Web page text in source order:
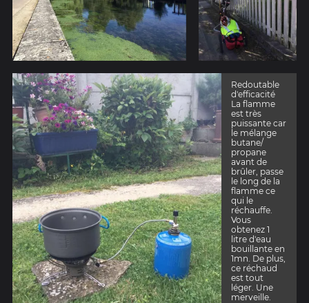
Redoutable
d'efficacité
La flamme
est très
puissante car
le mélange
butane/
propane
avant de
brûler, passe
le long de la
flamme ce
qui le
réchauffe.
Vous
obtenez 1
litre d'eau
bouillante en
1mn. De plus,
ce réchaud
est tout
léger. Une
merveille.